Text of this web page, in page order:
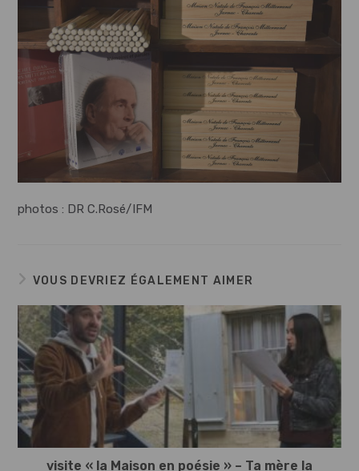
photos : DR C.Rosé/IFM
VOUS DEVRIEZ ÉGALEMENT AIMER
visite « la Maison en poésie » – Ta mère la